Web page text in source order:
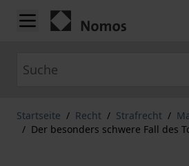
Zum Inhalt springen
Startseite / Recht / Strafrecht /
/ Der besonders schwere Fall des